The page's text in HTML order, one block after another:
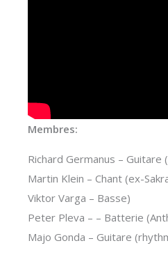
Membres:
Richard Germanus –
Martin Klein – Chant (ex-
Viktor Varga – Basse)
Peter Pleva – – Batterie
Majo Gonda – Guitare